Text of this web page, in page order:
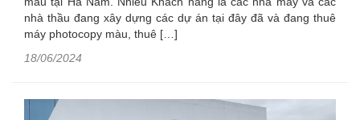
nhà thầu đang xây dựng các dự án tại đây đã và đang thuê
máy photocopy màu, thuê […]
18/06/2024